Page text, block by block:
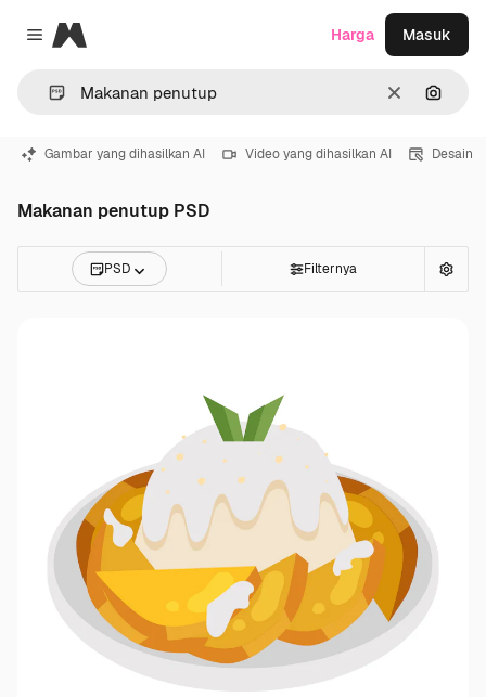
Close menu
Magnific
Jernih
Harga Masuk
Gambar yang dihasilkan AI Video yang dihasilkan AI Desain
Makanan penutup PSD
PSD Filternya